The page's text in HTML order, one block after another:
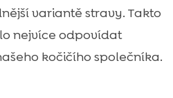
variantě stravy. Takto
nejvíce odpovídat
kočičího společníka.